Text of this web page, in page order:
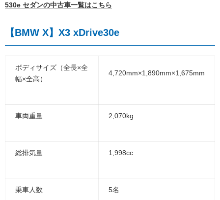
530e セダンの中古車一覧はこちら
【BMW X】X3 xDrive30e
ボディサイズ（全長×全
幅×全高）
4,720mm×1,890mm×1,675mm
車両重量 2,070kg
総排気量 1,998cc
乗車人数 5名